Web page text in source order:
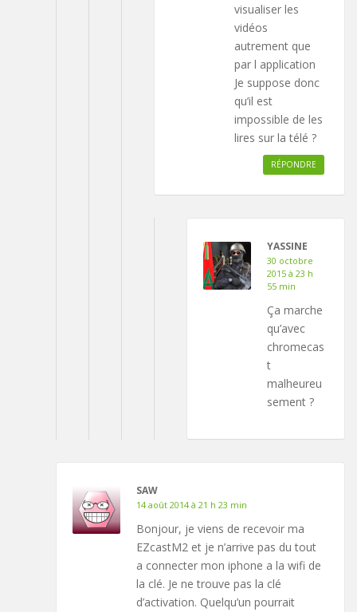
visualiser les
vidéos
autrement que
par l application
Je suppose donc
qu’il est
impossible de les
lires sur la télé ?
RÉPONDRE
YASSINE
30 octobre
2015 à 23 h
55 min
Ça marche
qu’avec
chromecas
t
malheureu
sement ?
SAW
14 août 2014 à 21 h 23 min
Bonjour, je viens de recevoir ma
EZcastM2 et je n’arrive pas du tout
a connecter mon iphone a la wifi de
la clé. Je ne trouve pas la clé
d’activation. Quelqu’un pourrait